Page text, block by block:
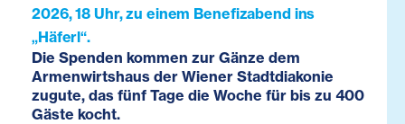
2026, 18 Uhr, zu einem Benefizabend ins
„Häferl“.
Die Spenden kommen zur Gänze dem
Armenwirtshaus der Wiener Stadtdiakonie
zugute, das fünf Tage die Woche für bis zu 400
Gäste kocht.